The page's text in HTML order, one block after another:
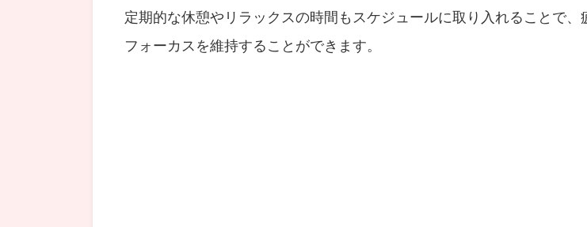
定期的な休憩やリラックスの時間もスケジュールに取り入れることで、
フォーカスを維持することができます。